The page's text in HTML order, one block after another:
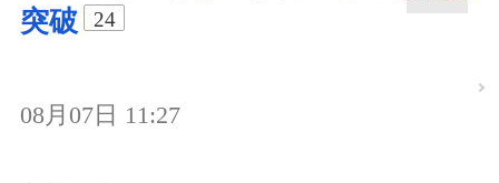
突破
24
08月07日 11:27